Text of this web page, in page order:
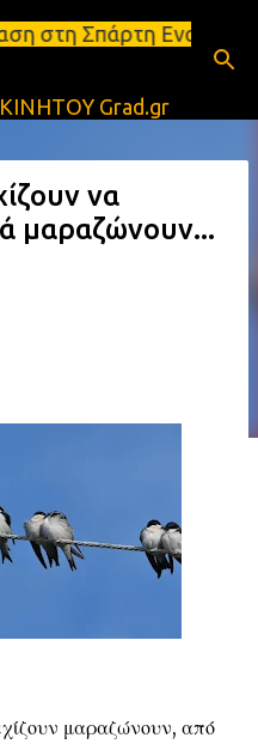
περιεχόμενο
Grad.gr
να
μαραζώνουν...
μαραζώνουν, από